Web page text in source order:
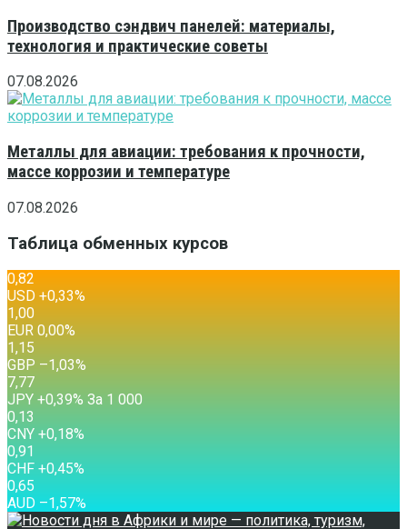
Производство сэндвич панелей: материалы,
технология и практические советы
07.08.2026
Металлы для авиации: требования к прочности,
массе коррозии и температуре
07.08.2026
Таблица обменных курсов
0,82
USD +0,33%
1,00
EUR 0,00%
1,15
GBP –1,03%
7,77
JPY +0,39% За 1 000
0,13
CNY +0,18%
0,91
CHF +0,45%
0,65
AUD –1,57%